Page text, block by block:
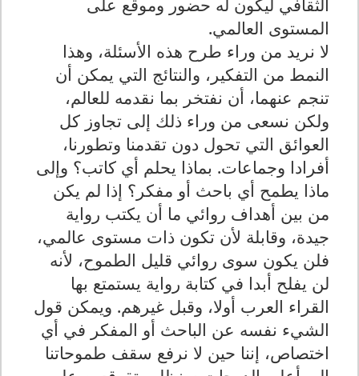
المستوى العالمي.
لا نريد من وراء طرح هذه الأسئلة، وهذا
النمط من التفكير، والنتائج التي يمكن أن
تنجم عنهما، أن نفتخر بما نقدمه للعالم،
ولكن نسعى من وراء ذلك إلى تجاوز كل
العوائق التي تحول دون تقدمنا وتطورنا،
أفرادا وجماعات. بماذا يحلم أي كاتب؟ وإلى
ماذا يطمح أي باحث أو مفكر؟ إذا لم يكن
من بين أهداف روائي ما أن يكتب رواية
جيدة، وقابلة لأن تكون ذات مستوى عالمي،
فلن يكون سوى روائي قليل الطموح، لأنه
لن يفلح أبدا في كتابة رواية يستمتع بها
القراء العرب أولا، وقبل غيرهم. ويمكن قول
الشيء نفسه عن الباحث أو المفكر في أي
اختصاص، إننا حين لا نرفع سقف طموحاتنا